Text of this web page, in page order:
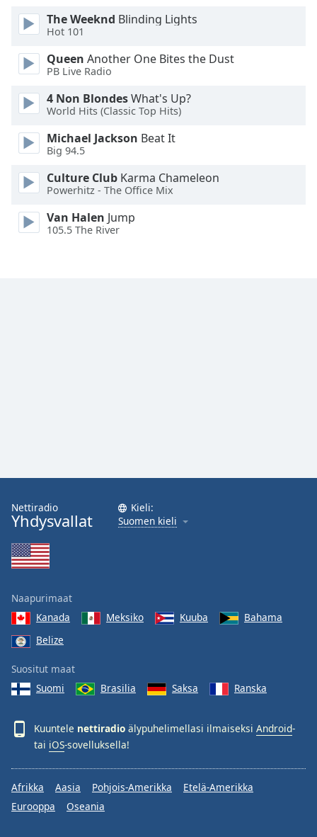
Opacity
Font
Text
Edge
Family
The Weeknd Blinding Lights
Hot 101
Queen Another One Bites the Dust
PB Live Radio
4 Non BlondesWhat's Up?
World Hits (Classic Top Hits)
Michael Jackson Beat It
Big 94.5
Culture Club Karma Chameleon
Powerhitz - The Office Mix
Van Halen Jump
105.5 The River
Nettiradio
Yhdysvallat
Kieli:
Suomen kieli
Naapurimaat
Kanada
Meksiko Kuuba
Bahama
Belize
Suositut maat
Suomi
Brasilia Saksa Ranska
Kuuntele nettiradio älypuhelimellasi ilmaiseksi Android-
tai iOS-sovelluksella!
Afrikka Aasia Pohjois-Amerikka
Etelä-Amerikka
Eurooppa
Oseania